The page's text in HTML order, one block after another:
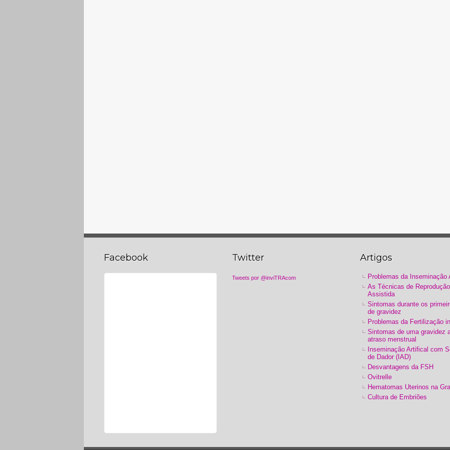
Facebook Twitter
Tweets por @inviTRAcom
Artigos
Problemas da Inseminação
As Técnicas de Reprodução
Assistida
Sintomas durante os
de gravidez
Problemas da Fertilização
Sintomas de uma gravidez
atraso menstrual
Inseminação Artifical com
de Dador (IAD)
Desvantagens da FSH
Ovitrelle
Hematomas Uterinos na
Cultura de Embriões